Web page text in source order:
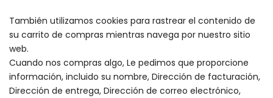
También utilizamos cookies para rastrear el contenido de
su carrito de compras mientras navega por nuestro sitio
web.
Cuando nos compras algo, Le pedimos que proporcione
información, incluido su nombre, Dirección de facturación,
Dirección de entrega, Dirección de correo electrónico,